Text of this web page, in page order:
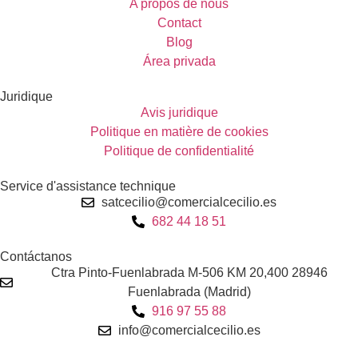
A propos de nous
Contact
Blog
Área privada
Juridique
Avis juridique
Politique en matière de cookies
Politique de confidentialité
Service d'assistance technique
satcecilio@comercialcecilio.es
682 44 18 51
Contáctanos
Ctra Pinto-Fuenlabrada M-506 KM 20,400 28946
Fuenlabrada (Madrid)
916 97 55 88
info@comercialcecilio.es